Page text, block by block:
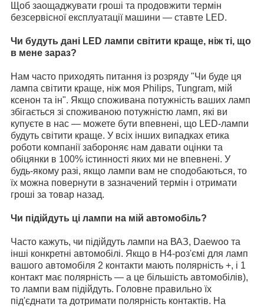
Щоб заощаджувати гроші та продовжити термін
безсервісної експлуатації машини — ставте LED.
Чи будуть дані LED лампи світити краще, ніж ті, що
в мене зараз?
Нам часто приходять питання із розряду "Чи буде ця
лампа світити краще, ніж моя Philips, Tungram, мій
ксенон та ін". Якщо споживана потужність ваших ламп
збігається зі споживаною потужністю ламп, які ви
купуєте в нас — можете бути впевнені, що LED-лампи
будуть світити краще. У всіх інших випадках етика
роботи компанії забороняє нам давати оцінки та
обіцянки в 100% істинності яких ми не впевнені. У
будь-якому разі, якщо лампи вам не сподобаються, то
їх можна повернути в зазначений термін і отримати
гроші за товар назад.
Чи підійдуть ці лампи на мій автомобіль?
Часто кажуть, чи підійдуть лампи на ВАЗ, Daewoo та
інші конкретні автомобілі. Якщо в H4-роз'ємі для ламп
вашого автомобіля 2 контакти мають полярність +, і 1
контакт має полярність — а це більшість автомобілів),
то лампи вам підійдуть. Головне правильно їх
під'єднати та дотримати полярність контактів. На